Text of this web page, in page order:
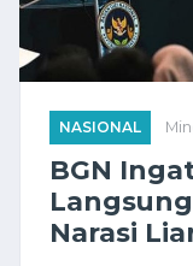
NASIONAL
BGN
Narasi